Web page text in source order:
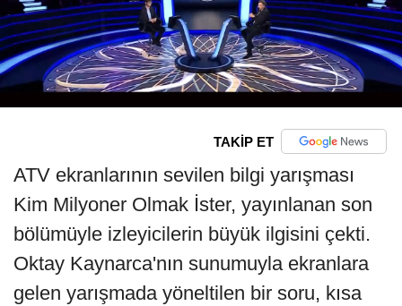
TAKİP ET
ATV ekranlarının sevilen bilgi yarışması
Kim Milyoner Olmak İster, yayınlanan son
bölümüyle izleyicilerin büyük ilgisini çekti.
Oktay Kaynarca'nın sunumuyla ekranlara
gelen yarışmada yöneltilen bir soru, kısa